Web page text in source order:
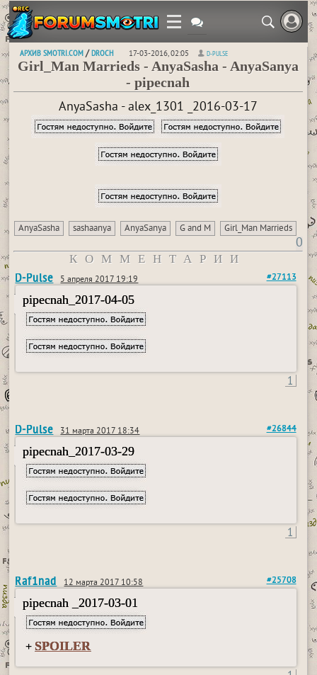
АРХИВ SMOTRI.COM /DROCH 17-03-2016, 02:05 D-PULSE
Girl_Man Marrieds - AnyaSasha - AnyaSanya
- pipecnah
AnyaSasha - alex_1301 _2016-03-17
AnyaSasha sashaanya AnyaSanya G and M Girl_Man Marrieds
0
КОММЕНТАРИИ
D-Pulse 5 апреля 2017 19:19 #27113
pipecnah_2017-04-05
1
D-Pulse 31 марта 2017 18:34 #26844
pipecnah_2017-03-29
1
Raf1nad 12 марта 2017 10:58 #25708
pipecnah _2017-03-01
+ SPOILER